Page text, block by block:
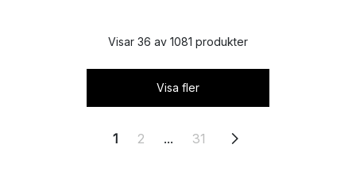
Visar 36 av 1081 produkter
Visa fler
1 2 ... 31